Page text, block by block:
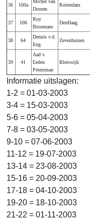
36 100a
Michel van
Dooren
Rotterdam
37 106
Roy
Broomans
DenHaag
38 64
Dennis v.d.
Eng
Zevenhuizen
39 41
Aad v.
Eeden
Petersman
Bleiswijk
Informatie uitslagen:
1-2 = 01-03-2003
3-4 = 15-03-2003
5-6 = 05-04-2003
7-8 = 03-05-2003
9-10 = 07-06-2003
11-12 = 19-07-2003
13-14 = 23-08-2003
15-16 = 20-09-2003
17-18 = 04-10-2003
19-20 = 18-10-2003
21-22 = 01-11-2003